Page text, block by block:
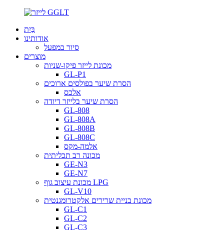
בַּיִת
אודותינו
סיור במפעל
מוצרים
מכונת לייזר פיקו-שניות
GL-P1
הסרת שיער בפולסים ארוכים
אלכס
הסרת שיער בלייזר דיודה
GL-808
GL-808A
GL-808B
GL-808C
אלמה-מקס
מכונה רב תכליתית
GE-N3
GE-N7
מכונת עיצוב גוף LPG
GL-V10
מכונת בניית שרירים אלקטרומגנטית
GL-C1
GL-C2
GL-C3